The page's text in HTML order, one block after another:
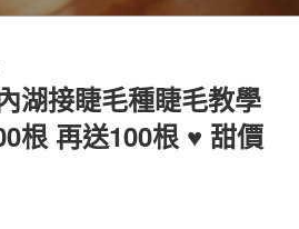
湖接睫毛種睫毛教學
根 再送100根 ♥ 甜價